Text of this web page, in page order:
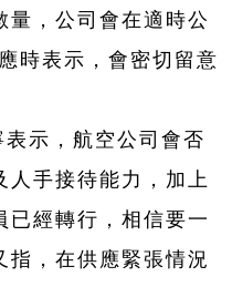
量，公司會在適時公
時表示，會密切留意
示，航空公司會否
人手接待能力，加上
已經轉行，相信要一
指，在供應緊張情況